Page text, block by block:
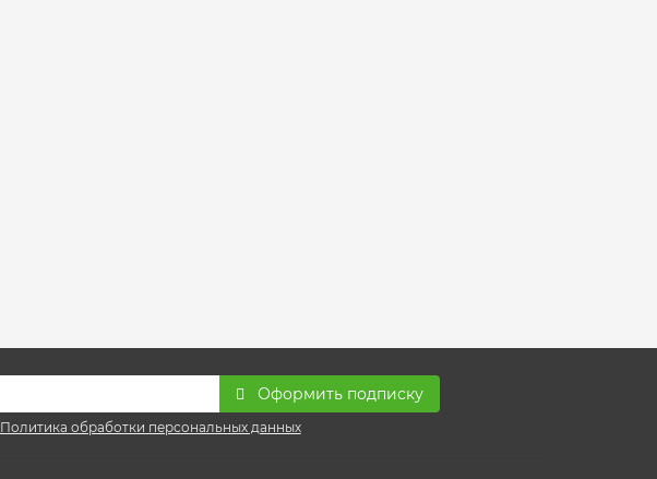
Оформить подписку
Политика обработки персональных данных